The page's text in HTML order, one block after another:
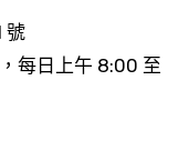
號
每日上午 8:00 至